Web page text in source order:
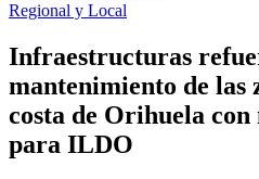
Regional y Local
Infraestructuras
mantenimiento de las
costa de Orihuela
para ILDO